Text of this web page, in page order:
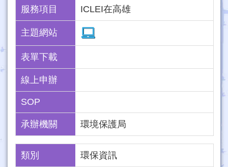
服務項目 ICLEI在高雄
主題網站
表單下載
線上申辦
SOP
承辦機關 環境保護局
類別 環保資訊